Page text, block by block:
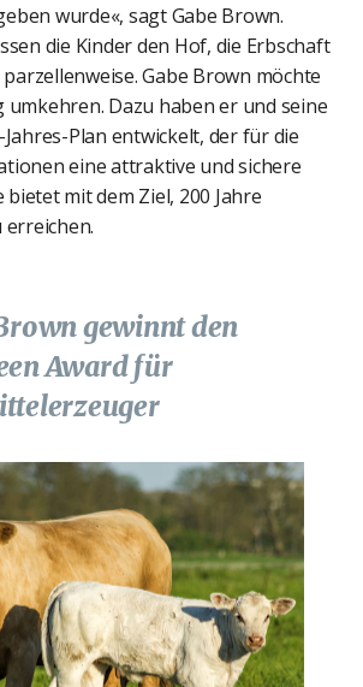
wurde«, sagt Gabe Brown.
die Kinder den Hof, die Erbschaft
Gabe Brown möchte
umkehren. Dazu haben er und seine
Jahres-Plan entwickelt, der für die
eine attraktive und sichere
mit dem Ziel, 200 Jahre
gewinnt den
Award für